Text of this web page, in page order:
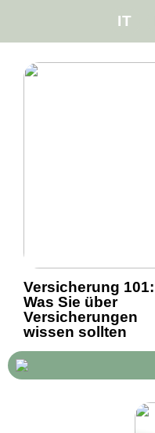
IT
Versicherung 101:
Was Sie über
Versicherungen
wissen sollten